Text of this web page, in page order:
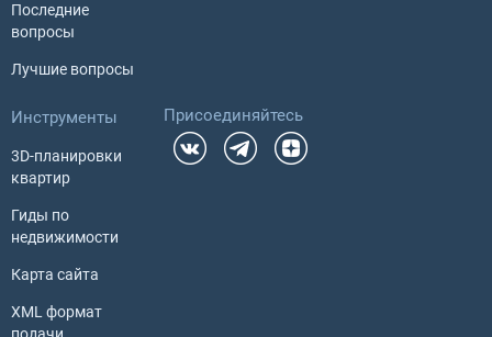
Последние
вопросы
Лучшие вопросы
Инструменты
3D-планировки
квартир
Гиды по
недвижимости
Карта сайта
XML формат
Присоединяйтесь